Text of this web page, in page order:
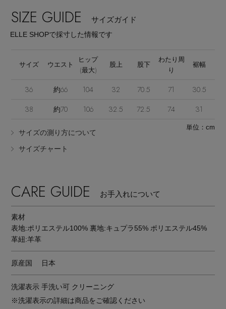
Stay in the Loop
SIZE GUIDE サイズガイド
ELLE SHOPで採寸した情報です
サイズ ウエスト
ヒップ
(最大)
股上 股下
わたり周
り
裾幅
36 約66 104 32 70.5 71
30.5
38
約70 106 32.5 72.5 74 31
サイズの測り方について
サイズチャート
単位：cm
CARE GUIDE お手入れについて
素材
表地:ポリエステル100% 裏地:キュプラ55% ポリエステル45%
革紐:羊革
原産国 日本
洗濯表示 手洗い可 クリーニング
※洗濯表示の詳細は商品をご確認ください